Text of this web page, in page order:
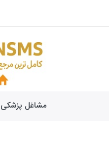
مشاغل پزشکی